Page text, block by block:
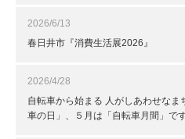
2026/6/13
春日井市『消費生活展2026』
2026/4/28
自転車から始まる 人がしあわせな
車の日」、５月は「自転車月間」で